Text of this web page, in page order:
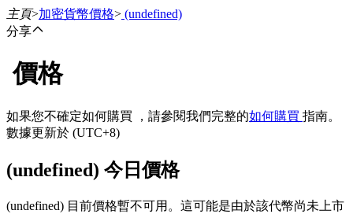
合約
主頁>加密貨幣價格> (undefined)
分享
價格
如果您不確定如何購買 ，請參閱我們完整的如何購買 指南。
數據更新於 (UTC+8)
(undefined) 今日價格
(undefined) 目前價格暫不可用。這可能是由於該代幣尚未上市